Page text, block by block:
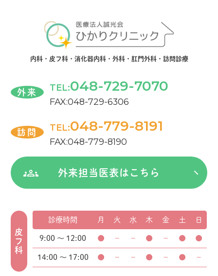
内科・皮フ科・消化器内科・外科・肛門外科・訪問診療
外来 TEL:048-729-7070
FAX:048-729-6306
訪問 TEL:048-779-8191
FAX:048-779-8190
外来担当医表はこちら
皮フ科
診療時間 月 火 水 木 金 土 日
9:00 ～ 12:00 ● － － ● － ● ●
14:00 ～ 17:00 ● － － ● － ● －